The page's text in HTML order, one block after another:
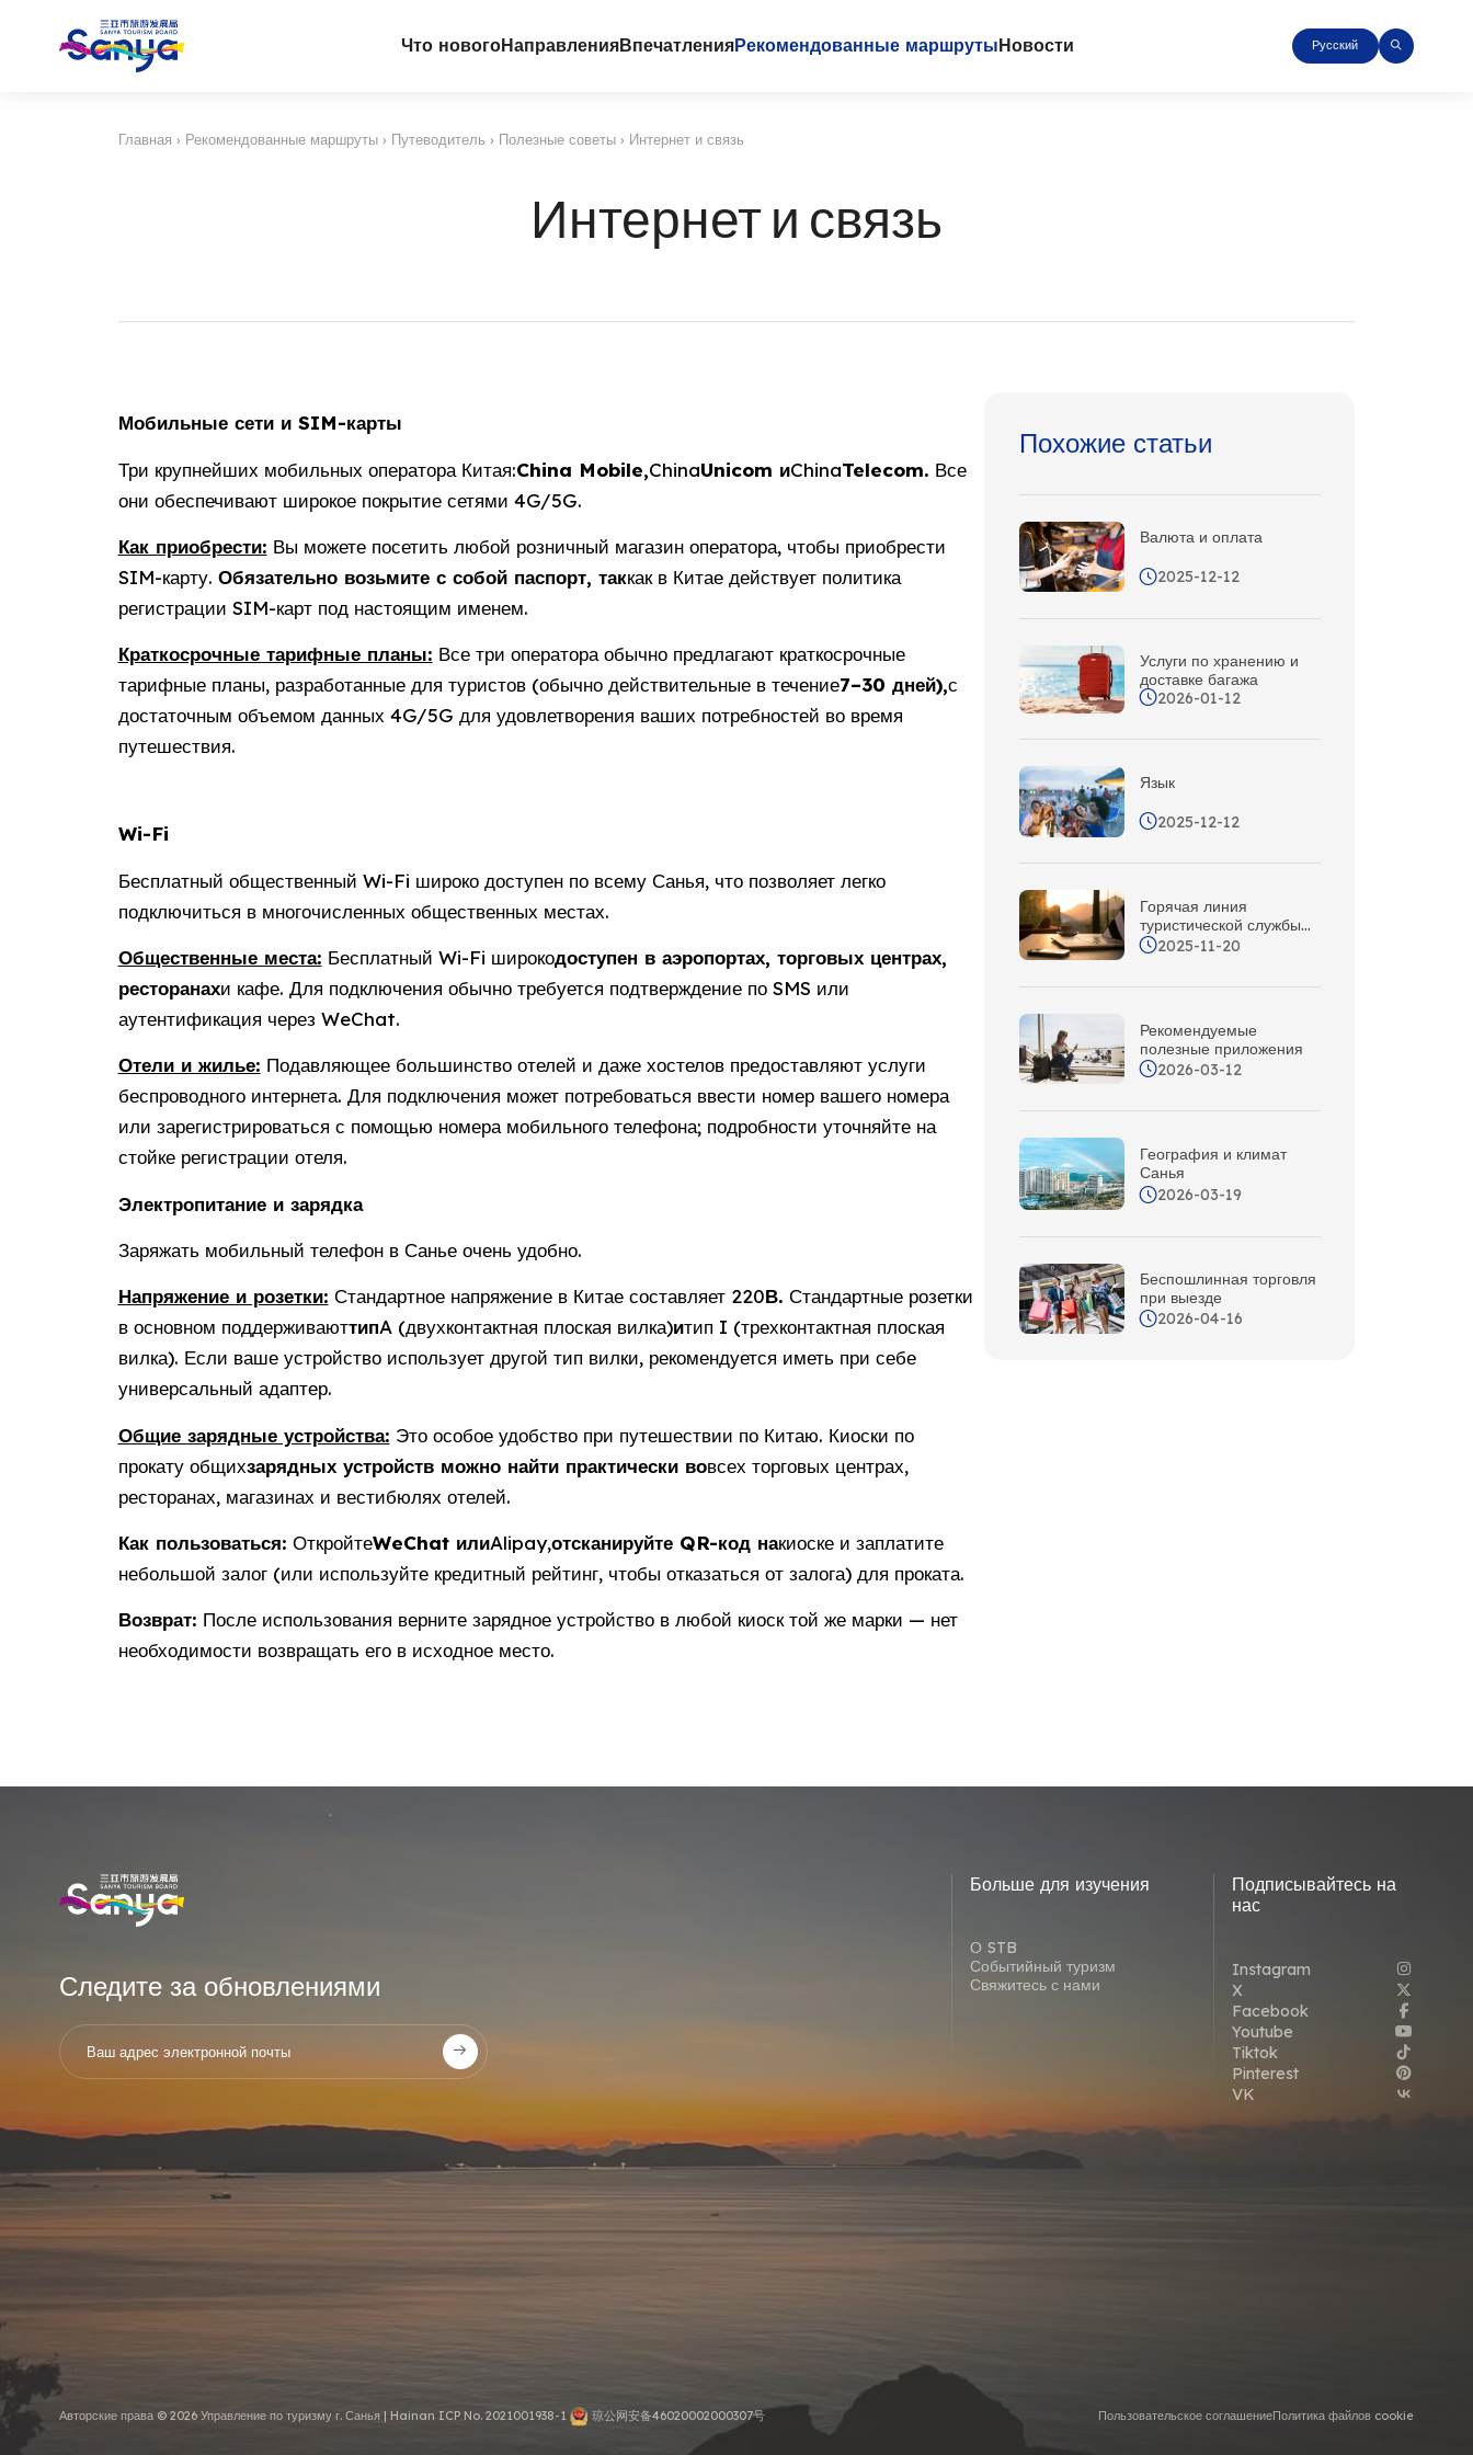
Что новогоНаправленияВпечатленияРекомендованные маршрутыНовости Русский
Главная › Рекомендованные маршруты› Путеводитель › Полезные советы› Интернет и связь
Интернет и связь
Мобильные сети и SIM-карты
Три крупнейших мобильных оператора Китая:China Mobile,ChinaUnicom иChinaTelecom. Все
они обеспечивают широкое покрытие сетями 4G/5G.
Как приобрести: Вы можете посетить любой розничный магазин оператора, чтобы приобрести
SIM-карту. Обязательно возьмите с собой паспорт, таккак в Китае действует политика
регистрации SIM-карт под настоящим именем.
Краткосрочные тарифные планы: Все три оператора обычно предлагают краткосрочные
тарифные планы, разработанные для туристов (обычно действительные в течение7–30 дней),с
достаточным объемом данных 4G/5G для удовлетворения ваших потребностей во время
путешествия.
Wi-Fi
Бесплатный общественный Wi-Fi широко доступен по всему Санья, что позволяет легко
подключиться в многочисленных общественных местах.
Общественные места: Бесплатный Wi-Fi широкодоступен в аэропортах, торговых центрах,
ресторанахи кафе. Для подключения обычно требуется подтверждение по SMS или
аутентификация через WeChat.
Отели и жилье: Подавляющее большинство отелей и даже хостелов предоставляют услуги
беспроводного интернета. Для подключения может потребоваться ввести номер вашего номера
или зарегистрироваться с помощью номера мобильного телефона; подробности уточняйте на
стойке регистрации отеля.
Электропитание и зарядка
Заряжать мобильный телефон в Санье очень удобно.
Напряжение и розетки: Стандартное напряжение в Китае составляет 220В. Стандартные розетки
в основном поддерживаюттипA (двухконтактная плоская вилка)итип I (трехконтактная плоская
вилка). Если ваше устройство использует другой тип вилки, рекомендуется иметь при себе
универсальный адаптер.
Общие зарядные устройства: Это особое удобство при путешествии по Китаю. Киоски по
прокату общихзарядных устройств можно найти практически вовсех торговых центрах,
ресторанах, магазинах и вестибюлях отелей.
Как пользоваться: ОткройтеWeChat илиAlipay,отсканируйте QR-код накиоске и заплатите
небольшой залог (или используйте кредитный рейтинг, чтобы отказаться от залога) для проката.
Возврат: После использования верните зарядное устройство в любой киоск той же марки — нет
необходимости возвращать его в исходное место.
Похожие статьи
Валюта и оплата
2025-12-12
Услуги по хранению и
доставке багажа
2026-01-12
Язык
2025-12-12
Горячая линия
туристической службы
Санья
2025-11-20
Рекомендуемые
полезные приложения
2026-03-12
География и климат
Санья
2026-03-19
Беспошлинная торговля
при выезде
2026-04-16
Следите за обновлениями
Больше для изучения
О STB
Событийный туризм
Свяжитесь с нами
Подписывайтесь на
нас
Instagram
X
Facebook
Youtube
Tiktok
Pinterest
VK
Авторские права © 2026 Управление по туризму г. Санья | Hainan ICP No. 2021001938-1 琼公网安备46020002000307号 Пользовательское соглашениеПолитика файлов cookie